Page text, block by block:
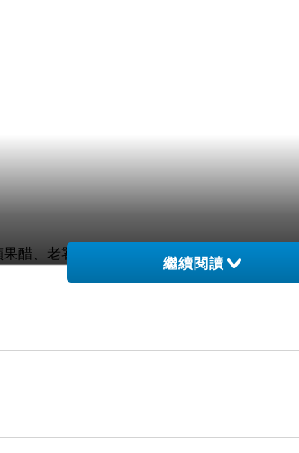
醋、老饕辣豆、奇葩薑醋、辣椒、北方韭
，不會又過重的薑醋味，非常清爽
繼續閱讀